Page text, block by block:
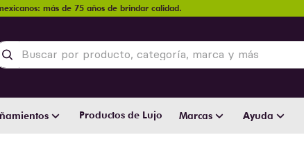
más de 75 años de brindar calidad.
por producto, categoría, marca y más
Productos de Lujo Marcas Ayuda